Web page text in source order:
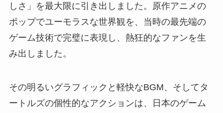
しさ」を最大限に引き出しました。原作アニメの
ポップでユーモラスな世界観を、当時の最先端の
ゲーム技術で完璧に表現し、熱狂的なファンを生
み出しました。
その明るいグラフィックと軽快なBGM、そしてタ
ートルズの個性的なアクションは、日本のゲーム